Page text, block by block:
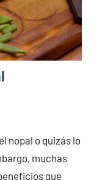
nopal o quizás lo
muchas
que